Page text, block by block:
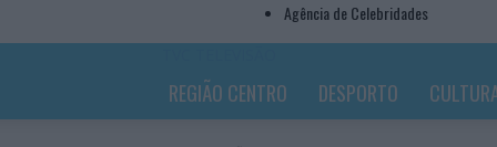
Agência de Celebridades
REGIÃO CENTRO DESPORTO